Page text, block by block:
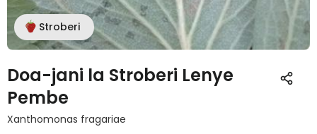
Stroberi
Doa-jani la Stroberi Lenye
Pembe
Xanthomonas fragariae